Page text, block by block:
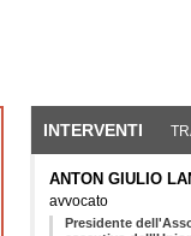
INTERVENTI
ANTON GIULIO
avvocato
Presidente